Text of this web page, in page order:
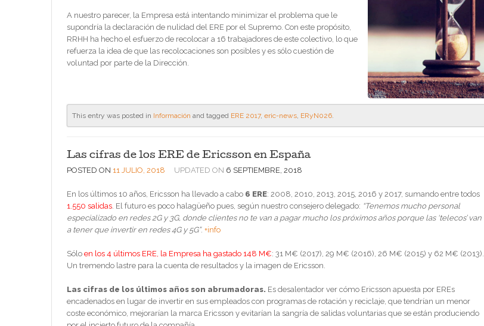
A nuestro parecer, la Empresa está intentando minimizar el problema que le
supondría la declaración de nulidad del ERE por el Supremo. Con este propósito,
RRHH ha hecho el esfuerzo de recolocar a 16 trabajadores de este colectivo, lo que
refuerza la idea de que las recolocaciones son posibles y es sólo cuestión de
voluntad por parte de la Dirección.
This entry was posted in Información and tagged ERE 2017, eric-news, ERyN026.
Las cifras de los ERE de Ericsson en España
POSTED ON 11 JULIO, 2018 UPDATED ON 6 SEPTIEMBRE, 2018
En los últimos 10 años, Ericsson ha llevado a cabo 6 ERE: 2008, 2010, 2013, 2015, 2016 y 2017, sumando entre todos
1.550 salidas. El futuro es poco halagüeño pues, según nuestro consejero delegado: “Tenemos mucho personal
especializado en redes 2G y 3G, donde clientes no te van a pagar mucho los próximos años porque las ‘telecos’ van
a tener que invertir en redes 4G y 5G”. +info
Sólo en los 4 últimos ERE, la Empresa ha gastado 148 M€: 31 M€ (2017), 29 M€ (2016), 26 M€ (2015) y 62 M€ (2013).
Un tremendo lastre para la cuenta de resultados y la imagen de Ericsson.
Las cifras de los últimos años son abrumadoras. Es desalentador ver cómo Ericsson apuesta por EREs
encadenados en lugar de invertir en sus empleados con programas de rotación y reciclaje, que tendrían un menor
coste económico, mejorarían la marca Ericsson y evitarían la sangría de salidas voluntarias que se están produciendo